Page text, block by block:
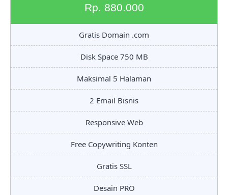
Rp. 880.000
Gratis Domain .com
Disk Space 750 MB
Maksimal 5 Halaman
2 Email Bisnis
Responsive Web
Free Copywriting Konten
Gratis SSL
Desain PRO